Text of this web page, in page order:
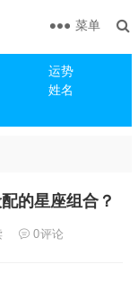
运势
姓名
菜单
的星座组合？
0评论